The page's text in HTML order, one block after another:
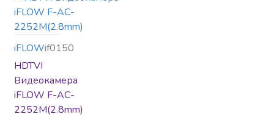
iFLOWif0150
HDTVI
Видеокамера
iFLOW F-AC-
2252M(2.8mm)